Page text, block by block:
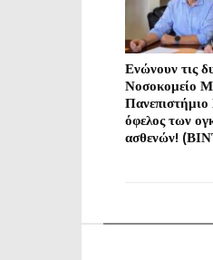
Ενώνουν τις
Νοσοκομείο
Πανεπιστήμιο
όφελος των
ασθενών!